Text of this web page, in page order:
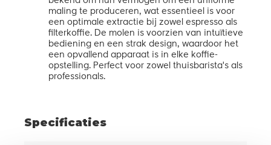
maling te produceren, wat essentieel is voor
een optimale extractie bij zowel espresso als
filterkoffie. De molen is voorzien van intuïtieve
bediening en een strak design, waardoor het
een opvallend apparaat is in elke koffie-
opstelling. Perfect voor zowel thuisbarista's als
professionals.
Specificaties